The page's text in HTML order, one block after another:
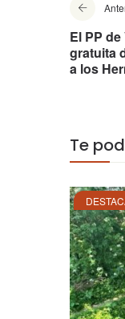
El PP
gratuita
a los
Te